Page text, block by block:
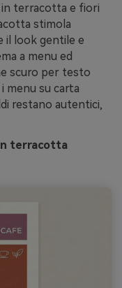
in terracotta e fiori
stimola
il look gentile e
a menu ed
scuro per testo
menu su carta
restano autentici,
terracotta